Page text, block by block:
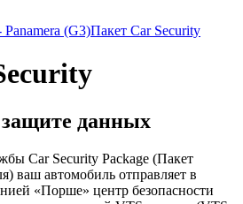
Panamera (G3)Пакет Car Security
данных
Car Security Package (Пакет
ваш автомобиль отправляет в
«Порше» центр безопасности